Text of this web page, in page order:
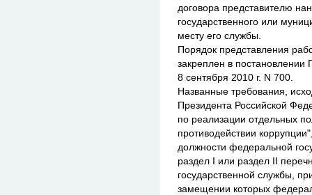
договора представителю
государственного или
месту его службы.
Порядок представления
закреплен в постановлении
8 сентября 2010 г. N 700.
Названные требования,
Президента Российской
по реализации отдельных
противодействии
должности федеральной
раздел I или раздел II
государственной службы,
замещении которых